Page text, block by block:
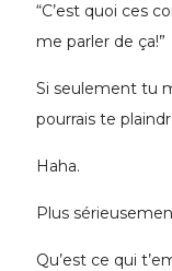
“C’est quoi ces
me parler de ça!”
Si seulement tu
pourrais te
Haha.
Plus
Qu’est ce qui